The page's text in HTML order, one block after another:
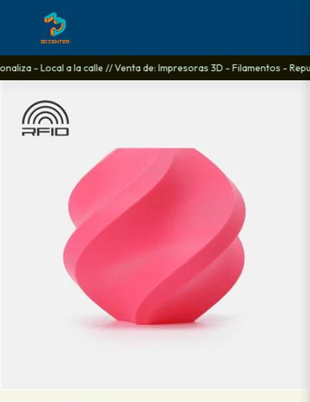
- Local a la calle // Venta de: Impresoras 3D - Filamentos -